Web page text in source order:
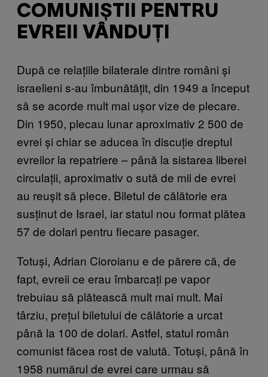
COMUNIȘTII PENTRU
EVREII VÂNDUȚI
După ce relațiile bilaterale dintre români și
israelieni s-au îmbunătățit, din 1949 a început
să se acorde mult mai ușor vize de plecare.
Din 1950, plecau lunar aproximativ 2 500 de
evrei și chiar se aducea în discuție dreptul
evreilor la repatriere – până la sistarea liberei
circulații, aproximativ o sută de mii de evrei
au reușit să plece. Biletul de călătorie era
susținut de Israel, iar statul nou format plătea
57 de dolari pentru fiecare pasager.
Totuși, Adrian Cioroianu e de părere că, de
fapt, evreii ce erau îmbarcați pe vapor
trebuiau să plătească mult mai mult. Mai
târziu, prețul biletului de călătorie a urcat
până la 100 de dolari. Astfel, statul român
comunist făcea rost de valută. Totuși, până în
1958 numărul de evrei care urmau să